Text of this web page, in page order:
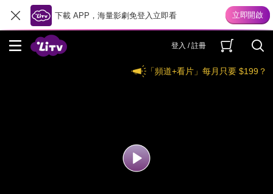
下載 APP，海量影劇免登入立即看
登入 / 註冊
「頻道+看片」每月只要 $199？